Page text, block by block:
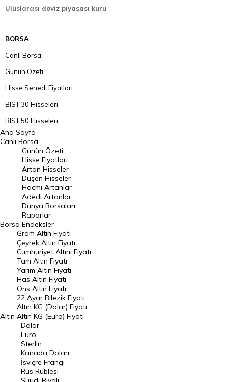
Uluslarası döviz piyasası kuru
BORSA
Canlı Borsa
Günün Özeti
Hisse Senedi Fiyatları
BIST 30 Hisseleri
BIST 50 Hisseleri
BIST 100 Hisseleri
En Çok Artan Hisseler
En Çok Düşen Hisseler
Hacmi Artanlar
Geçmiş Kapanışlar
Dünya Borsaları
Raporlar
Endeksler
DÖVİZ
Döviz Kuru
Dolar Kuru
Euro Kuru
Pound Kuru
Frank Kuru
Riyal Kuru
Ana Sayfa
Canlı Borsa
Borsa
Günün Özeti
Hisse Fiyatları
Artan Hisseler
Düşen Hisseler
Hacmi Artanlar
Adedi Artanlar
Dünya Borsaları
Raporlar
Endeksler
Altın
Gram Altın Fiyatı
Çeyrek Altın Fiyatı
Cumhuriyet Altını Fiyatı
Tam Altın Fiyatı
Yarım Altın Fiyatı
Has Altın Fiyatı
Ons Altın Fiyatı
22 Ayar Bilezik Fiyatı
Altın KG (Dolar) Fiyatı
Altın KG (Euro) Fiyatı
Dolar
Euro
Sterlin
Kanada Doları
İsviçre Frangı
Rus Rublesi